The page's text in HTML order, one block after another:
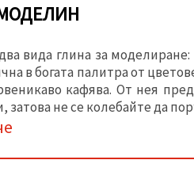
вида глина за
в богата палитра от
кафява. От нея
затова не се колебайте да